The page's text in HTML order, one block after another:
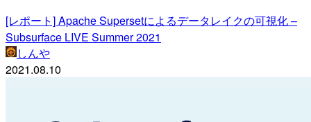
[レポート] Apache Supersetによるデータレイクの可視化 –
Subsurface LIVE Summer 2021
しんや
2021.08.10